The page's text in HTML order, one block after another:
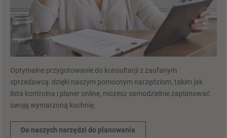
Optymalne przygotowanie do konsultacji z zaufanym
sprzedawcą: dzięki naszym pomocnym narzędziom, takim jak
lista kontrolna i planer online, możesz samodzielnie zaplanować
swoją wymarzoną kuchnię.
Do naszych narzędzi do planowania